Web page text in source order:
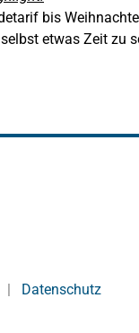
bis
etwas Zeit zu
Datenschutz